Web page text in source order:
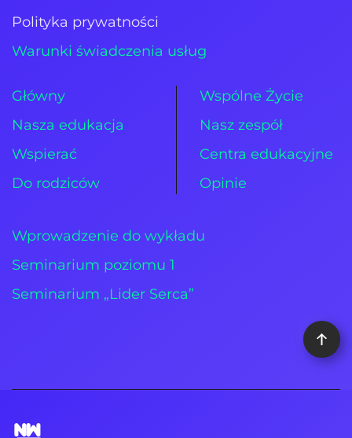
Polityka prywatności
Warunki świadczenia usług
Główny
Nasza edukacja
Wspierać
Do rodziców
Wspólne Życie
Nasz zespół
Centra edukacyjne
Opinie
Wprowadzenie do wykładu
Seminarium poziomu 1
Seminarium „Lider Serca”